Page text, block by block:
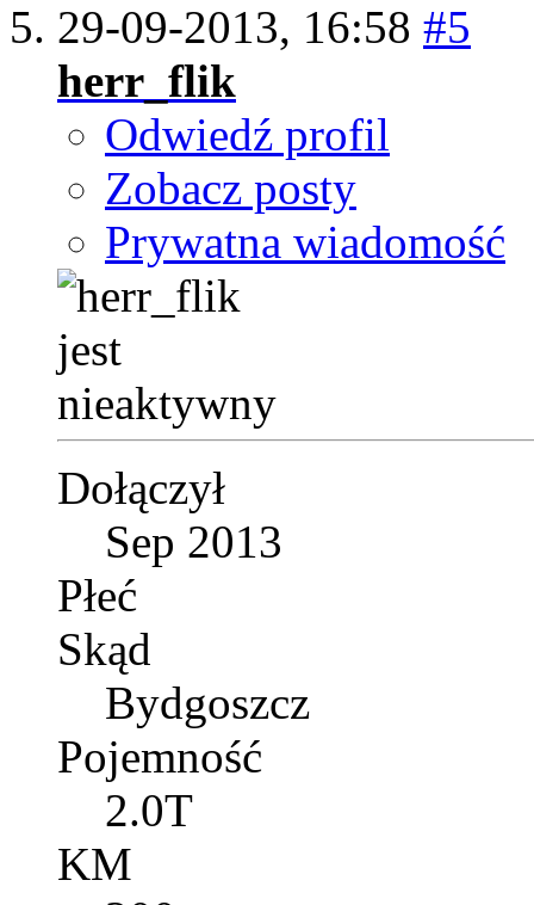
29-09-2013, 16:58 #5
herr_flik
Odwiedź profil
Zobacz posty
Prywatna wiadomość
Dołączył
Sep 2013
Płeć
Skąd
Bydgoszcz
Pojemność
2.0T
KM